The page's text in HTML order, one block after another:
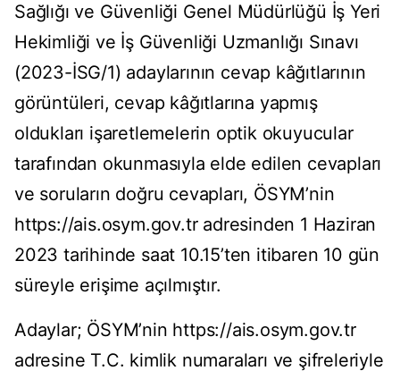
Sağlığı ve Güvenliği Genel Müdürlüğü İş Yeri
Hekimliği ve İş Güvenliği Uzmanlığı Sınavı
(2023-İSG/1) adaylarının cevap kâğıtlarının
görüntüleri, cevap kâğıtlarına yapmış
oldukları işaretlemelerin optik okuyucular
tarafından okunmasıyla elde edilen cevapları
ve soruların doğru cevapları, ÖSYM’nin
https://ais.osym.gov.tr adresinden 1 Haziran
2023 tarihinde saat 10.15’ten itibaren 10 gün
süreyle erişime açılmıştır.
Adaylar; ÖSYM’nin https://ais.osym.gov.tr
adresine T.C. kimlik numaraları ve şifreleriyle